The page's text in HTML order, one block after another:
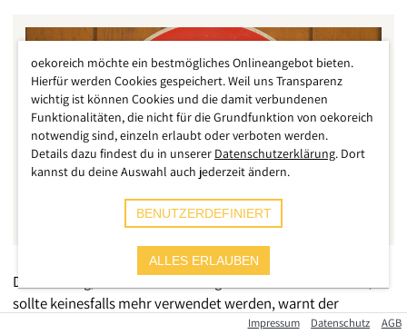
Der Beißring, der seit dem 19. August 2020 im Verkauf war,
sollte keinesfalls mehr verwendet werden, warnt der
deutsche Tchibo-Konzern seine Kund*innen. Bei dem
Impressum Datenschutz AGB
oekoreich möchte ein bestmögliches Onlineangebot bieten.
Hierfür werden Cookies gespeichert. Weil uns Transparenz
wichtig ist können Cookies und die damit verbundenen
Funktionalitäten, die nicht für die Grundfunktion von oekoreich
notwendig sind, einzeln erlaubt oder verboten werden.
Details dazu findest du in unserer Datenschutzerklärung. Dort
kannst du deine Auswahl auch jederzeit ändern.
BENUTZERDEFINIERT
ALLES ERLAUBEN